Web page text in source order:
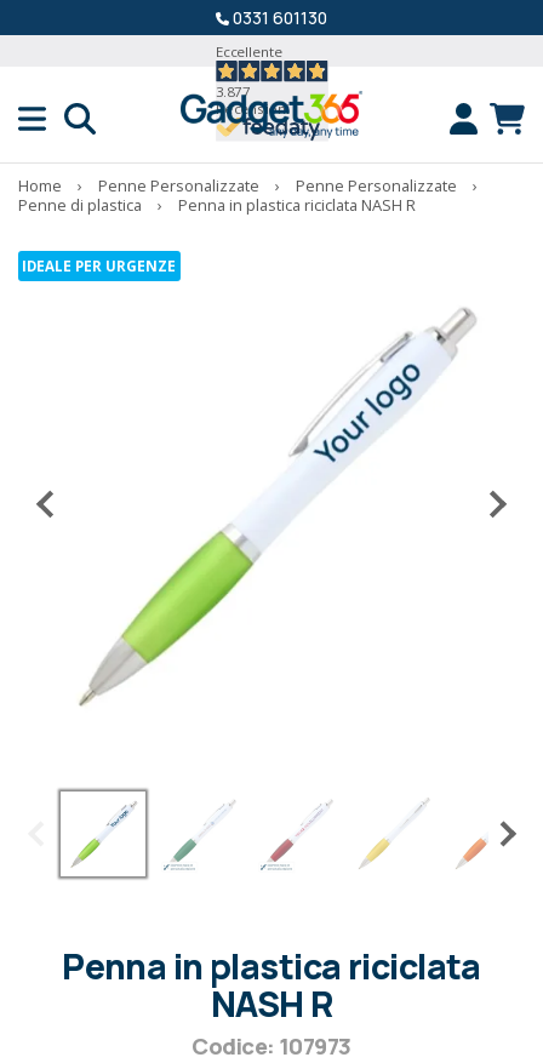
0331 601130
Eccellente
3.877
Recensioni
Home › Penne Personalizzate › Penne Personalizzate
›
Penne di plastica
› Penna in plastica riciclata NASH R
IDEALE PER URGENZE
Penna in plastica riciclata
NASH R
Codice: 107973